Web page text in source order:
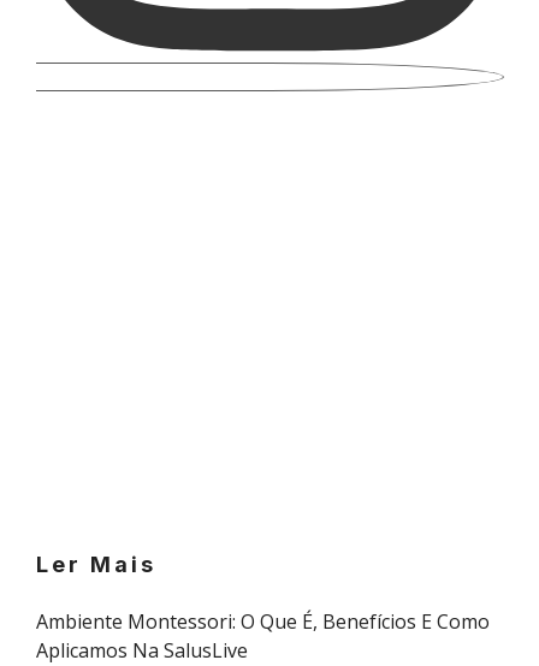
Ler Mais
Ambiente Montessori: O Que É, Benefícios E Como
Aplicamos Na SalusLive